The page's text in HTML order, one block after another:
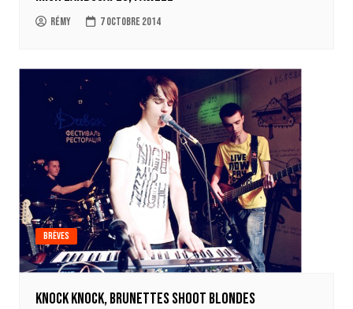
Rémy 7 octobre 2014
Brèves
Knock Knock, Brunettes Shoot Blondes